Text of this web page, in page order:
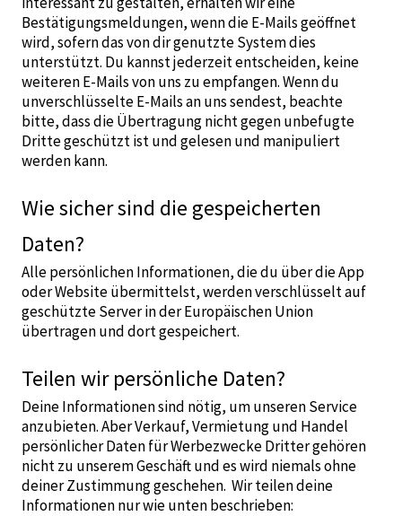
Bestätigungsmeldungen, wenn die E-Mails geöffnet
wird, sofern das von dir genutzte System dies
unterstützt. Du kannst jederzeit entscheiden, keine
weiteren E-Mails von uns zu empfangen. Wenn du
unverschlüsselte E-Mails an uns sendest, beachte
bitte, dass die Übertragung nicht gegen unbefugte
Dritte geschützt ist und gelesen und manipuliert
werden kann.
Wie sicher sind die gespeicherten
Daten?
Alle persönlichen Informationen, die du über die App
oder Website übermittelst, werden verschlüsselt auf
geschützte Server in der Europäischen Union
übertragen und dort gespeichert.
Teilen wir persönliche Daten?
Deine Informationen sind nötig, um unseren Service
anzubieten. Aber Verkauf, Vermietung und Handel
persönlicher Daten für Werbezwecke Dritter gehören
nicht zu unserem Geschäft und es wird niemals ohne
deiner Zustimmung geschehen. Wir teilen deine
Informationen nur wie unten beschrieben: